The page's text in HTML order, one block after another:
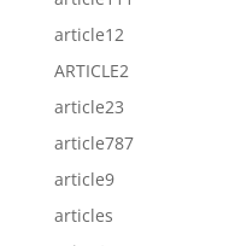
article12
ARTICLE2
article23
article787
article9
articles